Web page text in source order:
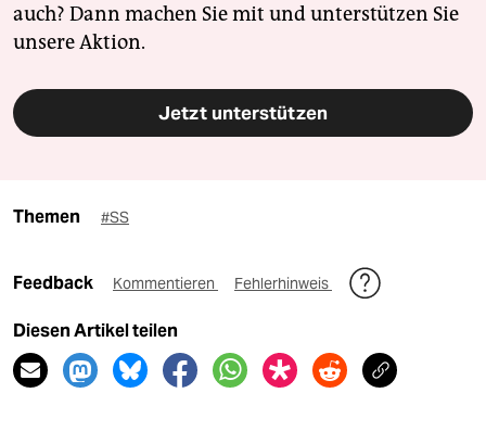
auch? Dann machen Sie mit und unterstützen Sie
unsere Aktion.
Jetzt unterstützen
Themen #SS
Feedback Kommentieren Fehlerhinweis
Diesen Artikel teilen